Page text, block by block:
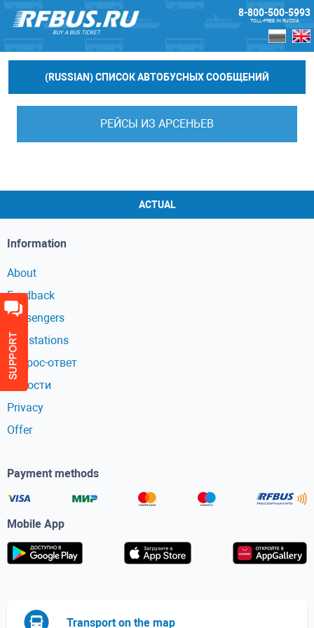
BUY A BUS TICKET
8-800-500-5993
TOLL-FREE IN RUSSIA
(RUSSIAN) СПИСОК АВТОБУСНЫХ СООБЩЕНИЙ
РЕЙСЫ ИЗ АРСЕНЬЕВ
ACTUAL
Information
About
Feedback
Passengers
Bus stations
Вопрос-ответ
Новости
Privacy
Offer
Payment methods
Mobile App
Transport on the map